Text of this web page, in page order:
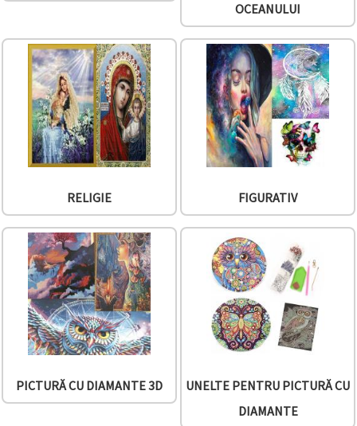
OCEANULUI
RELIGIE FIGURATIV
PICTURĂ CU DIAMANTE 3D
UNELTE PENTRU PICTURĂ CU
DIAMANTE